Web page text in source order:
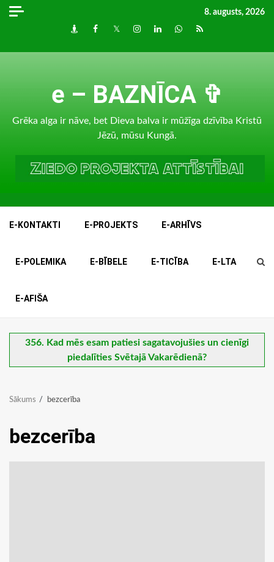
Skip
8. augusts, 2026
DraugiemFacebook
TwitterInstagram
LinkedInwhatsapp
RSS
e – BAZNĪCA ✞
Grēka alga ir nāve, bet Dieva balva ir mūžīga dzīvība Kristū
Jēzū, mūsu Kungā.
E-KONTAKTI E-PROJEKTS E-ARHĪVS
E-POLEMIKA E-BĪBELE E-TICĪBA E-LTA
E-AFIŠA
356. Kad mēs esam patiesi sagatavojušies un cienīgi
piedalīties Svētajā Vakarēdienā?
Sākums bezcerība
bezcerība